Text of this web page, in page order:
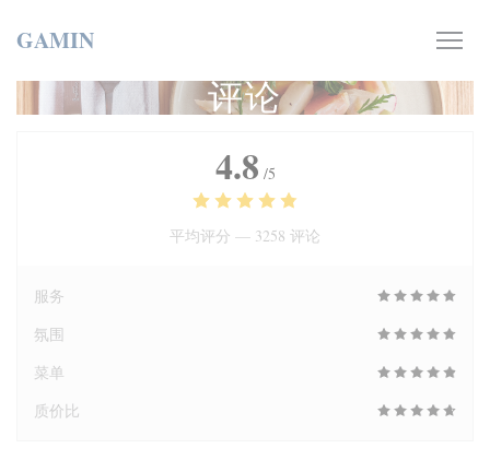
GAMIN
评论
4.8 /5
平均评分 — 3258 评论
服务
氛围
菜单
质价比